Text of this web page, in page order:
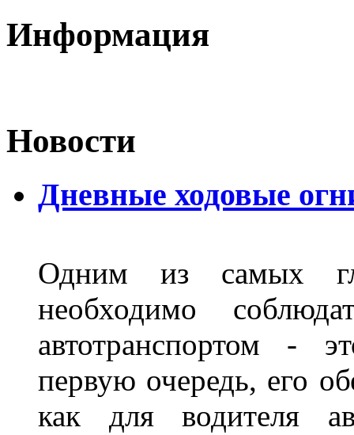
Информация
Новости
Дневные ходовые
Одним из самых
необходимо
автотранспортом -
первую очередь, его
как для водителя